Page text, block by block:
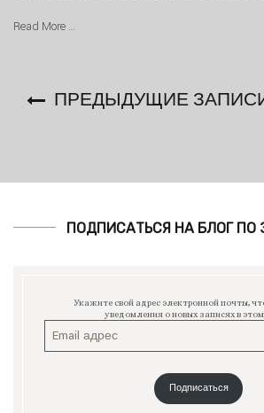
Read More …
ПРЕДЫДУЩИЕ
ПОДПИСАТЬСЯ НА БЛОГ ПО
Укажите свой адрес электронной почты,
уведомления о новых записях в этом
Подписаться